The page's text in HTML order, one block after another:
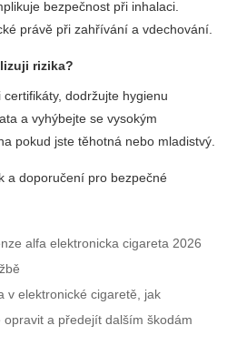
bezpečnost při inhalaci.
právě při zahřívání a vdechování.
rizika?
dodržujte hygienu
a vyhýbejte se vysokým
pokud jste těhotná nebo mladistvý.
a doporučení pro bezpečné
alfa elektronicka cigareta 2026
v elektronické cigaretě, jak
a předejít dalším škodám